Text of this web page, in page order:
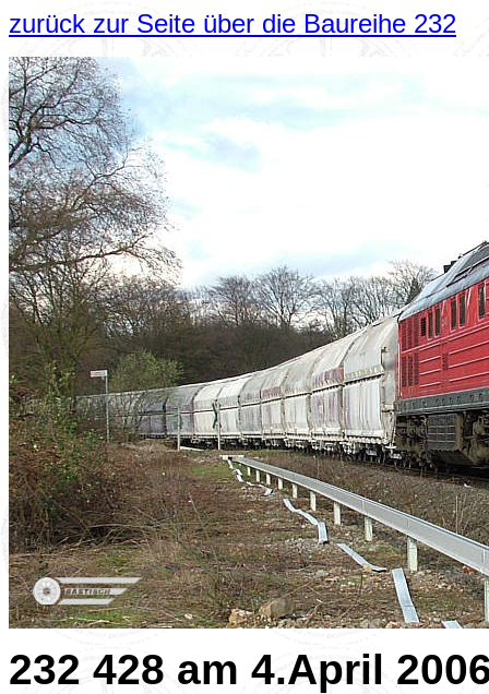
zurück zur Seite über die Baureihe 232
232 428 am 4.April